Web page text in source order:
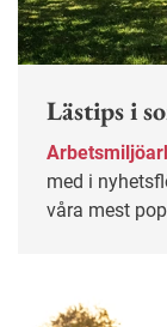
Lästips i
med i
våra mest